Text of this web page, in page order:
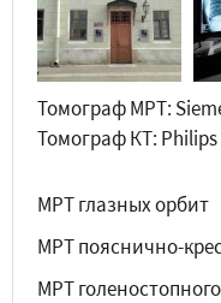
Томограф МРТ:
Томограф КТ: Philips
МРТ глазных орбит
МРТ пояснично-
МРТ